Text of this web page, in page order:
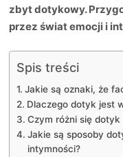
zbyt dotykowy.
przez świat emocji i
Spis treści
Jakie są oznaki, że
Dlaczego dotyk jest
Czym różni się
Jakie są sposoby
intymności?